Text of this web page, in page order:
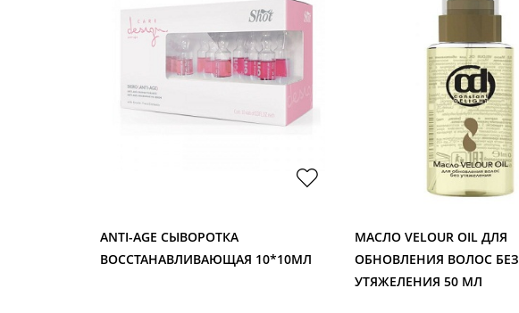
ANTI-AGE СЫВОРОТКА
ВОССТАНАВЛИВАЮЩАЯ 10*10МЛ
МАСЛО VELOUR OIL ДЛЯ
ОБНОВЛЕНИЯ ВОЛОС БЕЗ
УТЯЖЕЛЕНИЯ 50 МЛ